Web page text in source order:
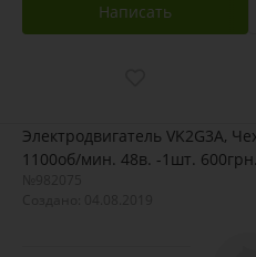
Написать
Электродвигатель VK2G3A,
1100об/мин. 48в. -1шт. 600грн.